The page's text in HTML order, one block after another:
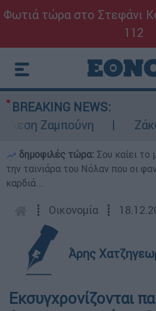
Φωτιά τώρα στο Στεφάνι
112
BREAKING NEWS:
Ζαμπούνη
δημοφιλές τώρα: Σου καίει
την ταινιάρα του Νόλαν που οι
καρδιά...
┋ Οικονομία ┋
Άρης
Εκσυγχρονίζονται